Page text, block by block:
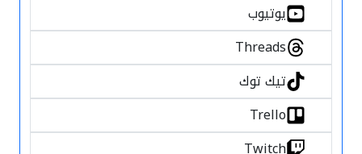
يوتيوب
Threads
تيك توك
Trello
Twitch